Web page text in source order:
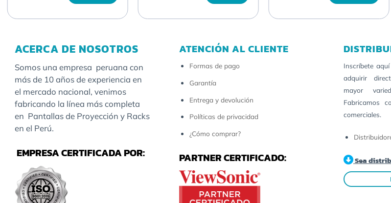
ACERCA DE NOSOTROS
Somos una empresa peruana con
más de 10 años de experiencia en
el mercado nacional, venimos
fabricando la línea más completa
en Pantallas de Proyección y Racks
en el Perú.
EMPRESA CERTIFICADA POR:
ATENCIÓN AL CLIENTE
Formas de pago
Garantía
Entrega y devolución
Políticas de privacidad
¿Cómo comprar?
PARTNER CERTIFICADO:
Inscríbete
adquirir
mayor
Fabricamos
comerciales.
Sea